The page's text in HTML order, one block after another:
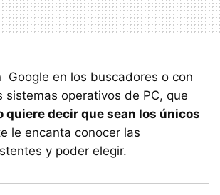
Google en los buscadores o con
sistemas operativos de PC, que
quiere decir que sean los únicos
le encanta conocer las
y poder elegir.